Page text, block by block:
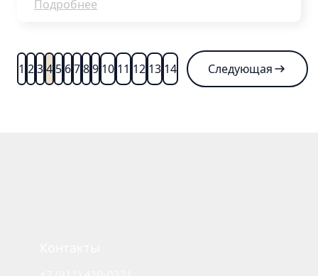
Подробнее
1 234 5 6789 10 11 12 13 14 Следующая